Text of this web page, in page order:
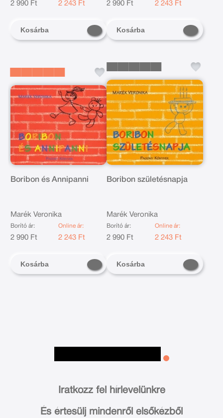
2 990 Ft 2 243 Ft
Kosárba
2 990 Ft 2 243 Ft
Kosárba
Boribon és Annipanni
Marék Veronika
Borító ár:
2 990 Ft
Online ár:
2 243 Ft
Kosárba
Boribon születésnapja
Marék Veronika
Borító ár:
2 990 Ft
Online ár:
2 243 Ft
Kosárba
Iratkozz fel hírlevelünkre
És értesülj mindenről elsőkézből